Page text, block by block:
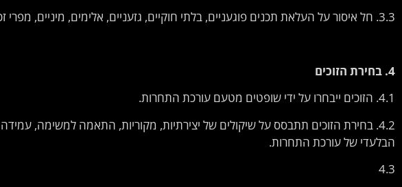
3.3. חל איסור על העלאת תכנים פוגעניים, בלתי חוקיים, גזעניים, אלימים, מיניים, מפרי זכויות יוצרים או כאלו העלולים לפגוע.
4. בחירת הזוכים
4.1. הזוכים ייבחרו על ידי שופטים מטעם עורכת התחרות.
4.2. בחירת הזוכים תתבסס על שיקולים של יצירתיות, מקוריות, התאמה למשימה,
הבלעדי של עורכת התחרות.
4.3